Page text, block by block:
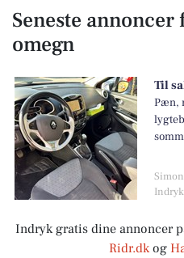
Seneste annoncer
omegn
Til
Pæn, ret
lygtebom
ruder
Indryk gratis dine annoncer
Ridr.dkog